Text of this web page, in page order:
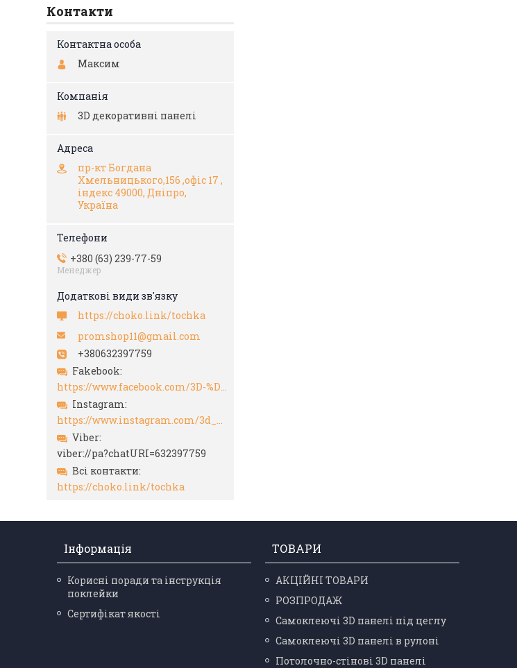
Контакти
Максим
3D декоративні панелі
пр-кт Богдана
Хмельницького,156 ,офіс 17 ,
індекс 49000, Дніпро,
Україна
+380 (63) 239-77-59
Менеджер
https://choko.link/tochka
promshop11@gmail.com
+380632397759
Fakebook
https://www.facebook.com/3D-%D0%A1%D0%B0%D0%BC%D0%BE%D0%BA%D0%BB%D0%B5%D1%8E%D1%89%D0%B8%D0%B5%D1%81%D1%8F-%D0%BF%D0%B0%D0%BD%D0%B5%D0%BB%D0%B8-105192438338002/?hc_ref=ARSwVxHl9TuSFoL0VKiZ0Dwnd_OiZckAuyN8sRyLP0QAfVGoJlU0cLTH7MJ-cNc9hTY&ref=nf_target
Instagram
https://www.instagram.com/3d_paneli_ukr/
Viber
viber://pa?chatURI=632397759
Всі контакти
https://choko.link/tochka
Інформація
Корисні поради та інструкція
поклейки
Сертифікат якості
ТОВАРИ
АКЦІЙНІ ТОВАРИ
РОЗПРОДАЖ
Самоклеючі 3D панелі під цеглу
Самоклеючі 3D панелі в рулоні
Потолочно-стінові 3D панелі